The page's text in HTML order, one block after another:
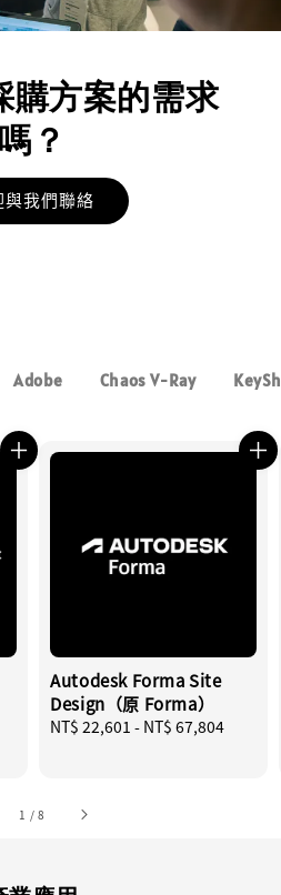
購方案的需求
嗎？
與我們聯絡
Adobe Chaos V-Ray
Autodesk Forma Site
Design（原 Forma）
Regular
NT$ 22,601 - NT$ 67,804
1 /8